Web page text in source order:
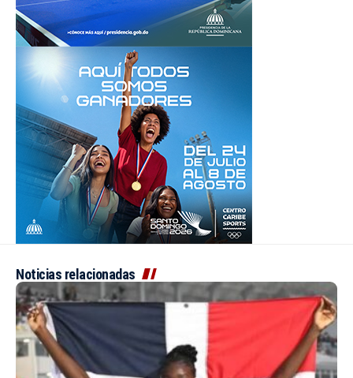
Noticias relacionadas